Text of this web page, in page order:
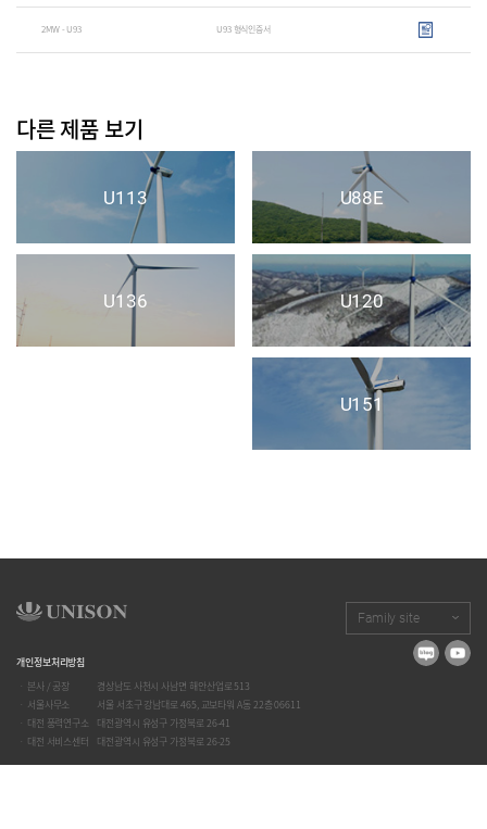
2MW - U93 U93 형식인증서
다른 제품 보기
U88E
U113
U120
U136
U151
개인정보처리방침
ㆍ 본사 / 공장
ㆍ 서울사무소
ㆍ 대전 풍력연구소
ㆍ 대전 서비스센터
경상남도 사천시 사남면 해안산업로 513
서울 서초구 강남대로 465, 교보타워 A동 22층 06611
대전광역시 유성구 가정북로 26-41
대전광역시 유성구 가정북로 26-25
Family site